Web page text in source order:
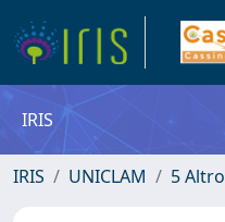
IRIS
IRIS UNICLAM 5 Altro